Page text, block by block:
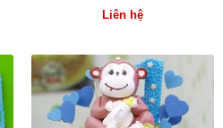
Liên hệ